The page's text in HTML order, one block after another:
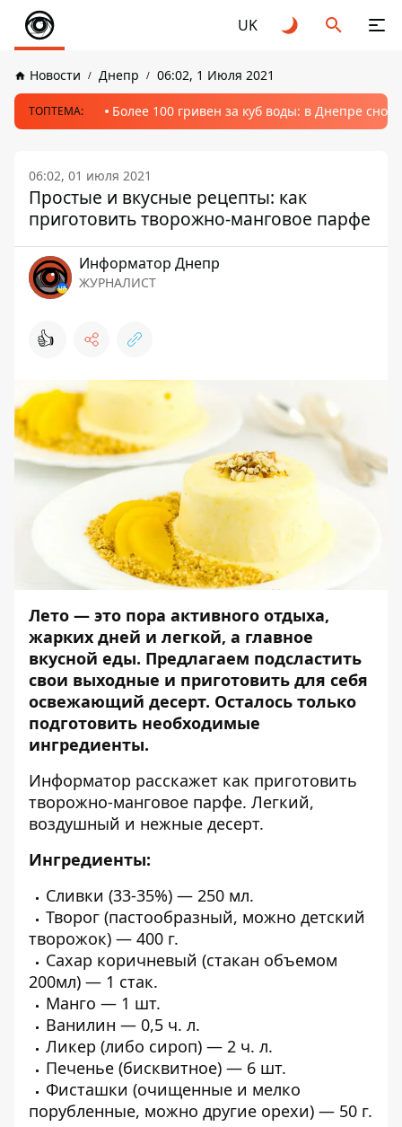
UK
Новости Днепр 06:02, 1 Июля 2021
ТОПТЕМА: Более 100 гривен за куб воды: в Днепре
06:02, 01 июля 2021
Простые и вкусные рецепты: как
приготовить творожно-манговое парфе
Информатор Днепр
ЖУРНАЛИСТ
👍
Лето — это пора активного отдыха,
жарких дней и легкой, а главное
вкусной еды. Предлагаем подсластить
свои выходные и приготовить для себя
освежающий десерт. Осталось только
подготовить необходимые
ингредиенты.
Информатор расскажет как приготовить
творожно-манговое парфе. Легкий,
воздушный и нежные десерт.
Ингредиенты:
Сливки (33-35%) — 250 мл.
Творог (пастообразный, можно детский
творожок) — 400 г.
Сахар коричневый (стакан объемом
200мл) — 1 стак.
Манго — 1 шт.
Ванилин — 0,5 ч. л.
Ликер (либо сироп) — 2 ч. л.
Печенье (бисквитное) — 6 шт.
Фисташки (очищенные и мелко
порубленные, можно другие орехи) — 50 г.